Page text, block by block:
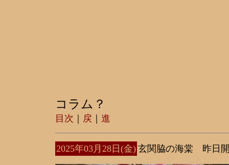
コラム？
目次 戻 進
2025年03月28日(金) 玄関脇の海棠 昨日